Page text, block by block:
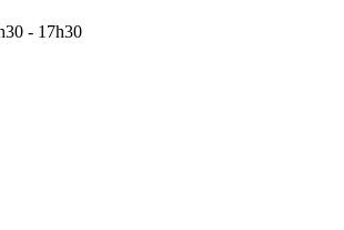
- 17h30